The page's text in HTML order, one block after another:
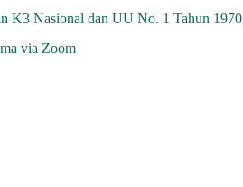
K3 Nasional dan UU No. 1 Tahun 1970